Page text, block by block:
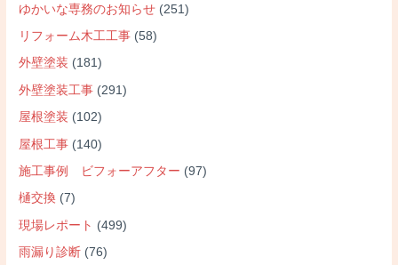
ゆかいな専務のお知らせ (251)
リフォーム木工工事 (58)
外壁塗装 (181)
外壁塗装工事 (291)
屋根塗装 (102)
屋根工事 (140)
施工事例 ビフォーアフター (97)
樋交換 (7)
現場レポート (499)
雨漏り診断 (76)